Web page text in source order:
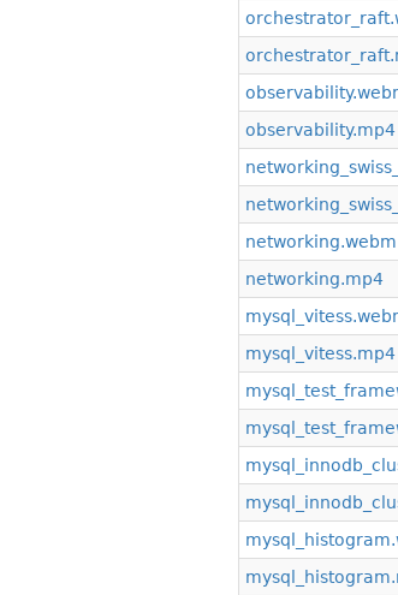
observability.mp4
networking.webm
networking.mp4
mysql_vitess.mp4